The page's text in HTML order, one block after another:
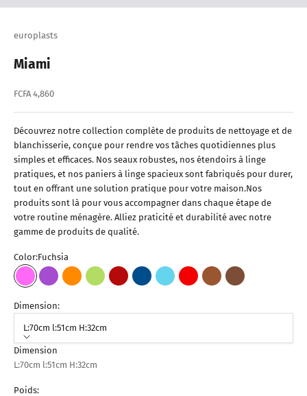
europlasts
Miami
Prix de vente
FCFA 4,860
Découvrez notre collection complète de produits de nettoyage et de
blanchisserie, conçue pour rendre vos tâches quotidiennes plus
simples et efficaces. Nos seaux robustes, nos étendoirs à linge
pratiques, et nos paniers à linge spacieux sont fabriqués pour durer,
tout en offrant une solution pratique pour votre maison.Nos
produits sont là pour vous accompagner dans chaque étape de
votre routine ménagère. Alliez praticité et durabilité avec notre
gamme de produits de qualité.
Color:Fuchsia
FuchsiaVioletOrangeVert Pistache
BordeauxBleu Foncé
Bleu CielRougeMarron ClairMarron Foncé
Dimension:
L:70cm l:51cm H:32cm
Dimension
L:70cm l:51cm H:32cm
Poids: